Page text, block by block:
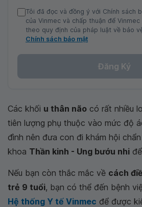
Tôi đã đọc và đồng ý với Chính sách
của Vinmec và chấp thuận để
theo quy định của pháp luật về bảo
Chính sách bảo mật
Đăng Ký
Các khối u thân não có rất nhiều
tiên lượng phụ thuộc vào mức độ
đình nên đưa con đi khám hội
khoa Thần kinh - Ung bướu nhi
Nếu bạn còn thắc mắc về cách
trẻ 9 tuổi, bạn có thể đến bệnh
Hệ thống Y tế Vinmec để được